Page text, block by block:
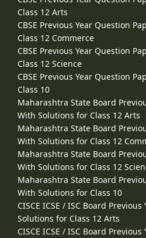
Class 12 Arts
CBSE Previous Year Question
Class 12 Commerce
CBSE Previous Year Question
Class 12 Science
CBSE Previous Year Question
Class 10
Maharashtra State Board
With Solutions for Class 12 Arts
Maharashtra State Board
With Solutions for Class 12
Maharashtra State Board
With Solutions for Class 12
Maharashtra State Board
With Solutions for Class 10
CISCE ICSE / ISC Board
Solutions for Class 12 Arts
CISCE ICSE / ISC Board